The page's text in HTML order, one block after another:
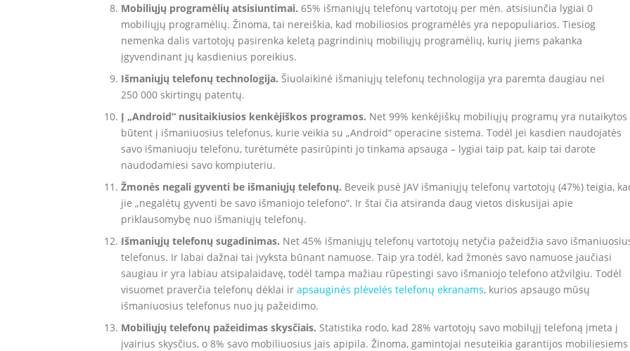
Mobiliųjų programėlių atsisiuntimai. 65% išmaniųjų telefonų vartotojų per mėn. atsisiunčia lygiai 0
mobiliųjų programėlių. Žinoma, tai nereiškia, kad mobiliosios programėlės yra nepopuliarios. Tiesiog
nemenka dalis vartotojų pasirenka keletą pagrindinių mobiliųjų programėlių, kurių jiems pakanka
įgyvendinant jų kasdienius poreikius.
Išmaniųjų telefonų technologija. Šiuolaikinė išmaniųjų telefonų technologija yra paremta daugiau nei
250 000 skirtingų patentų.
Į „Android“ nusitaikiusios kenkėjiškos programos. Net 99% kenkėjiškų mobiliųjų programų yra nutaikytos
būtent į išmaniuosius telefonus, kurie veikia su „Android“ operacine sistema. Todėl jei kasdien naudojatės
savo išmaniuoju telefonu, turėtumėte pasirūpinti jo tinkama apsauga – lygiai taip pat, kaip tai darote
naudodamiesi savo kompiuteriu.
Žmonės negali gyventi be išmaniųjų telefonų. Beveik pusė JAV išmaniųjų telefonų vartotojų (47%) teigia,
jie „negalėtų gyventi be savo išmaniojo telefono“. Ir štai čia atsiranda daug vietos diskusijai apie
priklausomybę nuo išmaniųjų telefonų.
Išmaniųjų telefonų sugadinimas. Net 45% išmaniųjų telefonų vartotojų netyčia pažeidžia savo
telefonus. Ir labai dažnai tai įvyksta būnant namuose. Taip yra todėl, kad žmonės savo namuose jaučiasi
saugiau ir yra labiau atsipalaidavę, todėl tampa mažiau rūpestingi savo išmaniojo telefono atžvilgiu. Todėl
visuomet praverčia telefonų dėklai ir apsauginės plėvelės telefonų ekranams, kurios apsaugo mūsų
išmaniuosius telefonus nuo jų pažeidimo.
Mobiliųjų telefonų pažeidimas skysčiais. Statistika rodo, kad 28% vartotojų savo mobilųjį telefoną įmeta į
įvairius skysčius, o 8% savo mobiliuosius jais apipila. Žinoma, gamintojai nesuteikia garantijos mobiliesiems